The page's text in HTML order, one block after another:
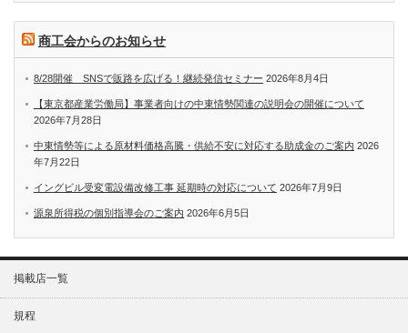
商工会からのお知らせ
8/28開催 SNSで販路を広げる！継続発信セミナー 2026年8月4日
【東京都産業労働局】事業者向けの中東情勢関連の説明会の開催について
2026年7月28日
中東情勢等による原材料価格高騰・供給不安に対応する助成金のご案内 2026
年7月22日
イングビル受変電設備改修工事 延期時の対応について 2026年7月9日
源泉所得税の個別指導会のご案内 2026年6月5日
掲載店一覧
規程